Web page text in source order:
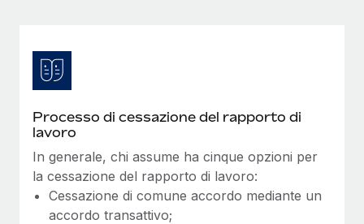
Processo di cessazione del rapporto di
lavoro
In generale, chi assume ha cinque opzioni per
la cessazione del rapporto di lavoro:
Cessazione di comune accordo mediante un
accordo transattivo;